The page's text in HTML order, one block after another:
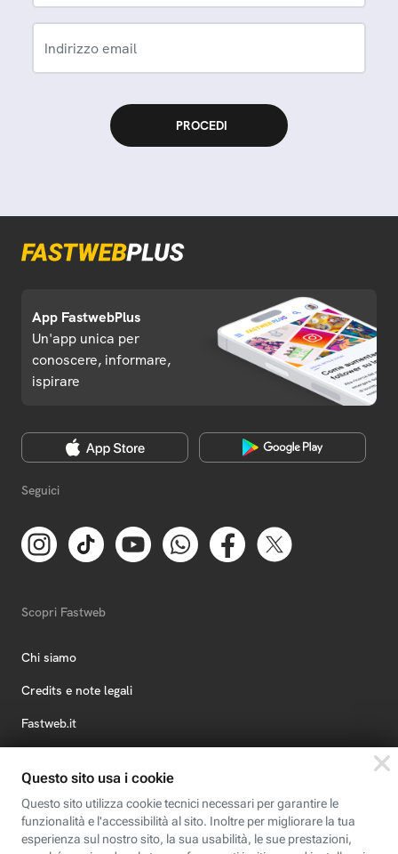
Indirizzo email
App FastwebPlus
Un'app unica per
conoscere, informare,
ispirare
Seguici
Scopri Fastweb
Chi siamo
Credits e note legali
Fastweb.it
Fastweb Digital Academy
STEP FuturAbility District